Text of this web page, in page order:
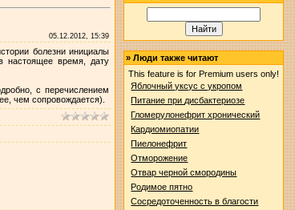
05.12.2012, 15:39
болезни инициалы
настоящее время, дату
с перечислением
чем сопровождается).
»Люди также читают
This feature is for Premium users only!
Яблочный уксус с укропом
Питание при дисбактериозе
Гломерулонефрит хронический
Кардиомиопатии
Пиелонефрит
Отморожение
Отвар черной смородины
Родимое пятно
Сосредоточенность в благости